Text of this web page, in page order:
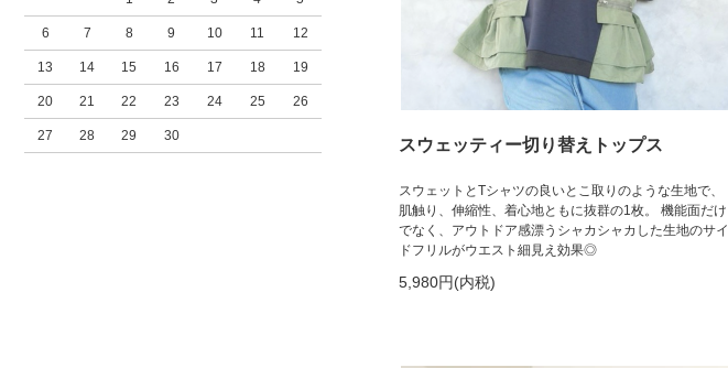
6 7 8 9 10 11 12
13 14 15 16 17 18 19
20 21 22 23 24 25 26
27 28 29 30 スウェッティー切り替えトップス
スウェットとTシャツの良いとこ取りのような生地で、
肌触り、伸縮性、着心地ともに抜群の1枚。 機能面だけ
でなく、アウトドア感漂うシャカシャカした生地のサイ
ドフリルがウエスト細見え効果◎
5,980円(内税)